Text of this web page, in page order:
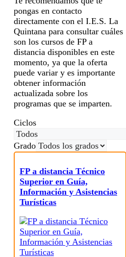
pongas en contacto
directamente con el I.E.S. La
Quintana para consultar cuáles
son los cursos de FP a
distancia disponibles en este
momento, ya que la oferta
puede variar y es importante
obtener información
actualizada sobre los
programas que se imparten.
Ciclos
Grado
FP a distancia Técnico
Superior en Guía,
Información y Asistencias
Turísticas